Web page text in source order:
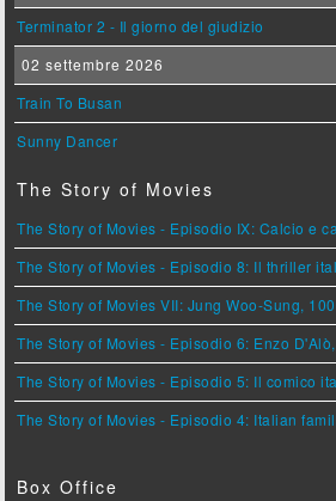
Terminator 2 - Il giorno del giudizio
02 settembre 2026
Train To Busan
Sunny Dancer
The Story of Movies
The Story of Movies - Episodio IX: Calcio e
The Story of Movies - Episodio 8: Il thriller
The Story of Movies VII: Jung Woo-Sung,
The Story of Movies - Episodio 6: Enzo
The Story of Movies - Episodio 5: Il comico
The Story of Movies - Episodio 4: Italian
Box Office